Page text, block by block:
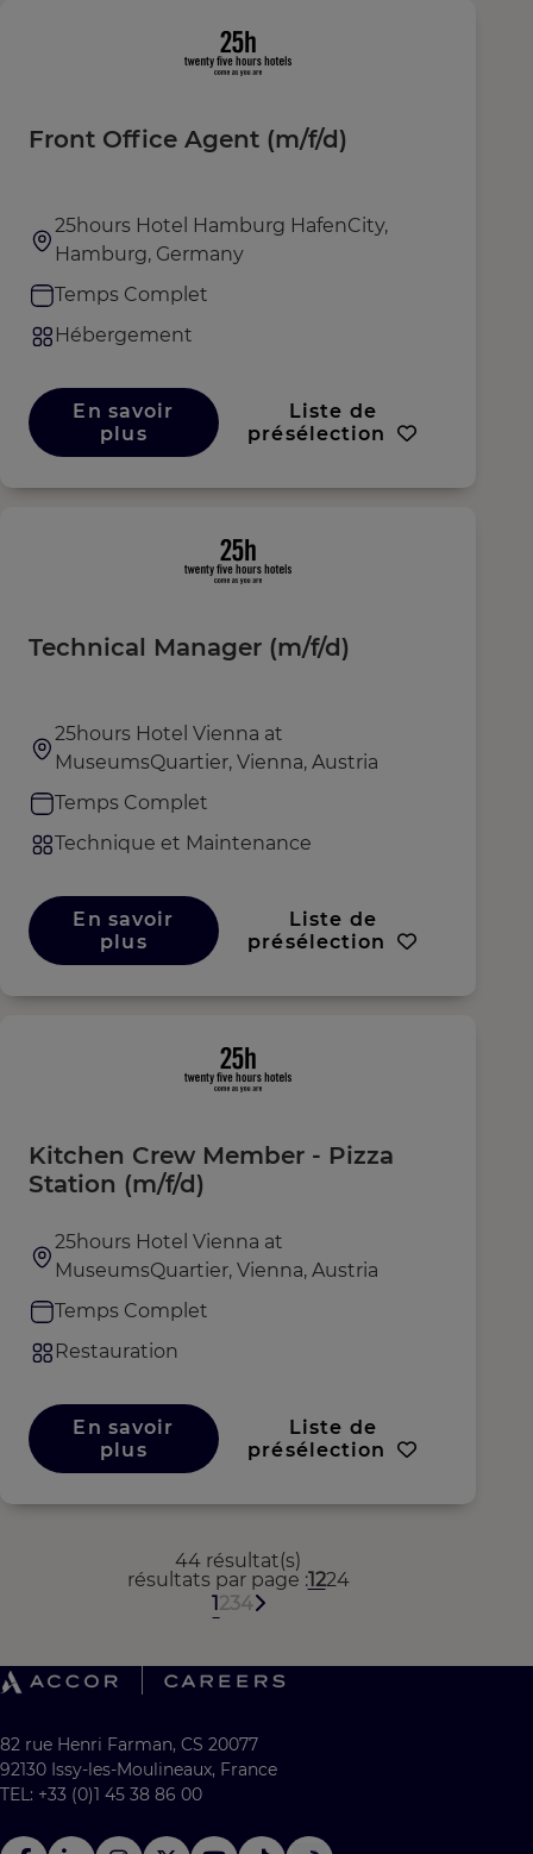
Front Office Agent (m/f/d)
25hours Hotel Hamburg HafenCity,
Hamburg, Germany
Temps Complet
Hébergement
En savoir
plus
Liste de
présélection
Technical Manager (m/f/d)
25hours Hotel Vienna at
MuseumsQuartier, Vienna, Austria
Temps Complet
Technique et Maintenance
En savoir
plus
Liste de
présélection
Kitchen Crew Member - Pizza
Station (m/f/d)
25hours Hotel Vienna at
MuseumsQuartier, Vienna, Austria
Temps Complet
Restauration
En savoir
plus
Liste de
présélection
44 résultat(s)
1234
résultats par page 1224
82 rue Henri Farman, CS 20077
92130 Issy-les-Moulineaux, France
TEL: +33 (0)1 45 38 86 00